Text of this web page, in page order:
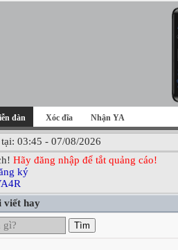
đàn Xóc đĩa Nhận YA
03:45 - 07/08/2026
Hãy đăng nhập để tắt quảng cáo!
ký
viết hay
Tìm